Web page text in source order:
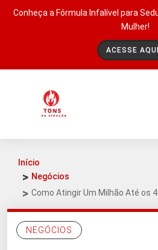
Conheça a Fórmula Infalível para
Mulher!
ACESSE
Início
Negócios
Como Atingir Um Milhão Até os
NEGÓCIOS